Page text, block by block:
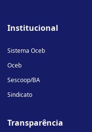
Institucional
Sistema Oceb
Oceb
Sescoop/BA
Sindicato
Transparência